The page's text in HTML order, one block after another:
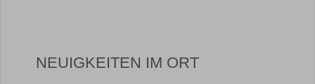
NEUIGKEITEN IM ORT